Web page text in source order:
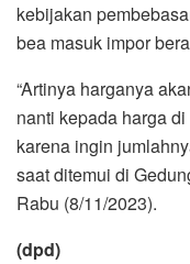
kebijakan
bea masuk impor
“Artinya harganya
nanti kepada harga
karena ingin
saat ditemui di
Rabu (8/11/2023).
(dpd)